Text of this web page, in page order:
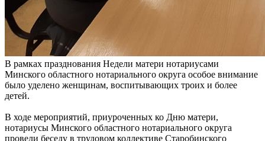
В рамках празднования Недели матери нотариусами
Минского областного нотариального округа особое внимание
было уделено женщинам, воспитывающих троих и более
детей.
В ходе мероприятий, приуроченных ко Дню матери,
нотариусы Минского областного нотариального округа
провели беседу в трудовом коллективе Старобинского